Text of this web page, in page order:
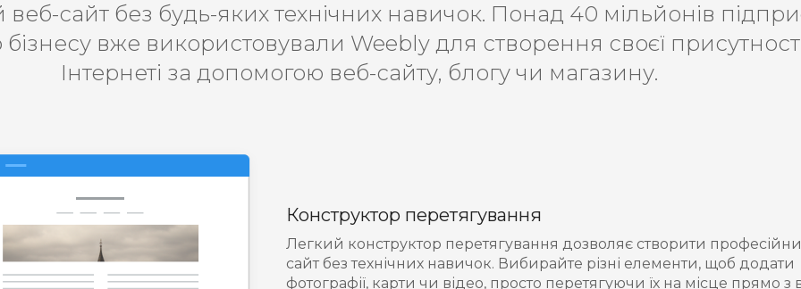
сайт без будь-яких технічних навичок. Понад 40 мільйонів
бізнесу вже використовували Weebly для створення своєї
Інтернеті за допомогою веб-сайту, блогу чи магазину.
Конструктор перетягування
Легкий конструктор перетягування дозволяє створити
сайт без технічних навичок. Вибирайте різні елементи, щоб додати
фотографії, карти чи відео, просто перетягуючи їх на місце прямо з